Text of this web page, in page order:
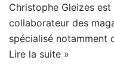
Christophe Gleizes
collaborateur des
spécialisé notamment
Lire la suite »